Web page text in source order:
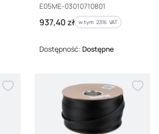
Kod producenta
E05ME-03010710801
Cena brutto
937,40 zł w tym %s VAT
w tym 23% VAT
Dostępność:Dostępne